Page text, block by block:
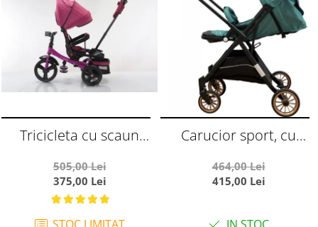
Tricicleta cu scaun
somn, SL02 - Mov
505,00 Lei
375,00 Lei
Carucior sport, cu
si troler, T700 For Angel,
Verde
464,00 Lei
415,00 Lei